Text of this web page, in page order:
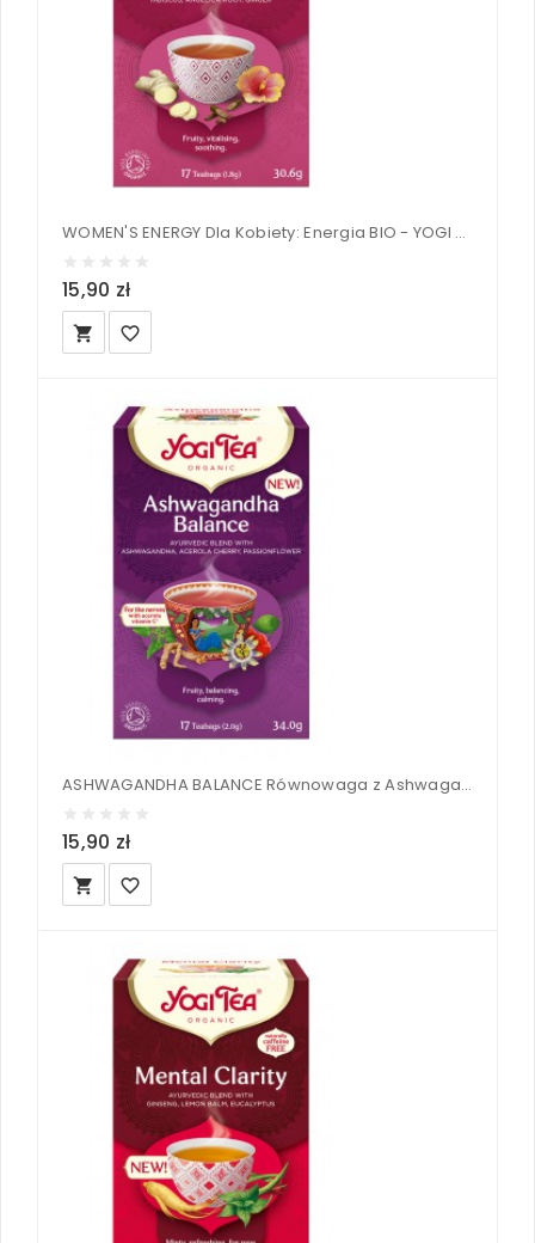
WOMEN'S ENERGY Dla Kobiety: Energia BIO - YOGI TEA®
15,90 zł
local_grocery_store favorite_border
ASHWAGANDHA BALANCE Równowaga z Ashwagandhą BIO - YOGI TEA®
15,90 zł
local_grocery_store favorite_border